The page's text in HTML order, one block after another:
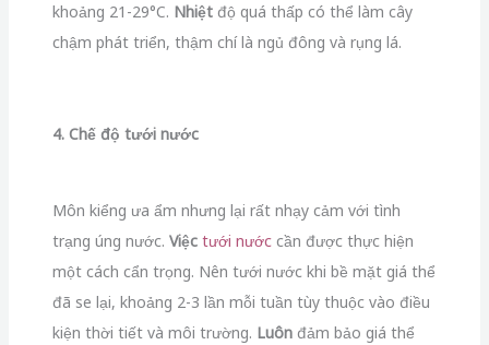
khoảng 21-29°C. Nhiệtđộ quá thấp có thể làm cây
chậm phát triển, thậm chí là ngủ đông và rụng lá.
4. Chế độ tưới nước
Môn kiểng ưa ẩm nhưng lại rất nhạy cảm với tình
trạng úng nước. Việc tưới nướccần được thực hiện
một cách cẩn trọng. Nên tưới nước khi bề mặt giá thể
đã se lại, khoảng 2-3 lần mỗi tuần tùy thuộc vào điều
kiện thời tiết và môi trường. Luônđảm bảo giá thể